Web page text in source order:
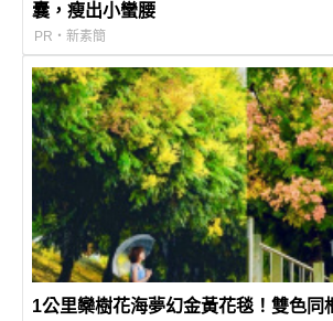
囊，瘦出小蠻腰
PR・新素簡
1公里欒樹花海夢幻金黃花毯！雙色同